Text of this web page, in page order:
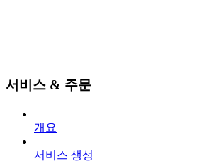
서비스 & 주문
개요
서비스 생성